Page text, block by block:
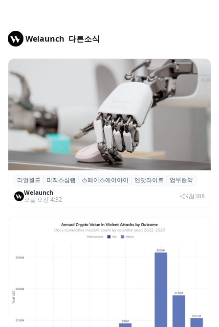
Welaunch 다른소식
리얼월드, 로봇테크 스타트업 3곳과 손잡고
휴머노이드 표준 만든다
리얼월드 피직스심랩 스페이스에이아이 엔닷라이트
업무협약
Welaunch
오늘 오전 4:32
9 388